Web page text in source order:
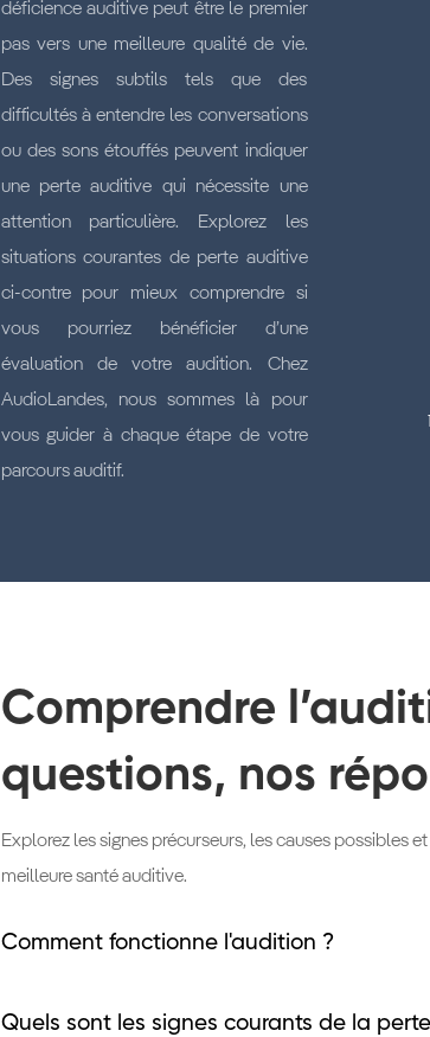
déficience auditive peut être le premier
pas vers une meilleure qualité de vie.
Des signes subtils tels que des
difficultés à entendre les conversations
ou des sons étouffés peuvent indiquer
une perte auditive qui nécessite une
attention particulière. Explorez les
situations courantes de perte auditive
ci-contre pour mieux comprendre si
vous pourriez bénéficier d’une
évaluation de votre audition. Chez
AudioLandes, nous sommes là pour
vous guider à chaque étape de votre
parcours auditif.
Comprendre
questions, nos
Explorez les signes précurseurs, les causes possibles
meilleure santé auditive.
Comment fonctionne l'audition ?
Quels sont les signes courants de la